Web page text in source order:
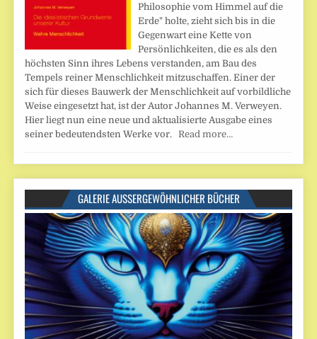
Philosophie vom Himmel auf die
Erde" holte, zieht sich bis in die
Gegenwart eine Kette von
Persönlichkeiten, die es als den
höchsten Sinn ihres Lebens verstanden, am Bau des
Tempels reiner Menschlichkeit mitzuschaffen. Einer der
sich für dieses Bauwerk der Menschlichkeit auf vorbildliche
Weise eingesetzt hat, ist der Autor Johannes M. Verweyen.
Hier liegt nun eine neue und aktualisierte Ausgabe eines
seiner bedeutendsten Werke vor. Read more…
GALERIE AUSSERGEWÖHNLICHER BÜCHER